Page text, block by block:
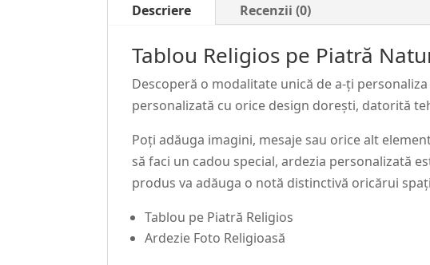
Descriere Recenzii (0)
Tablou Religios pe Piatră
Descoperă o modalitate unică de a-ți
personalizată cu orice design dorești, datorită
Poți adăuga imagini, mesaje sau orice alt
să faci un cadou special, ardezia personalizată
produs va adăuga o notă distinctivă oricărui
Tablou pe Piatră Religios
Ardezie Foto Religioasă